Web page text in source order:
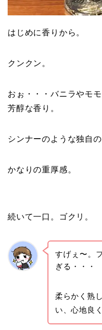
はじめに香りから。
クンクン。
おぉ・・・バニラやモ
芳醇な香り。
シンナーのような独自
かなりの重厚感。
続いて一口。ゴクリ。
すげぇ〜。
ぎる・・・
柔らかく熟
い、心地良